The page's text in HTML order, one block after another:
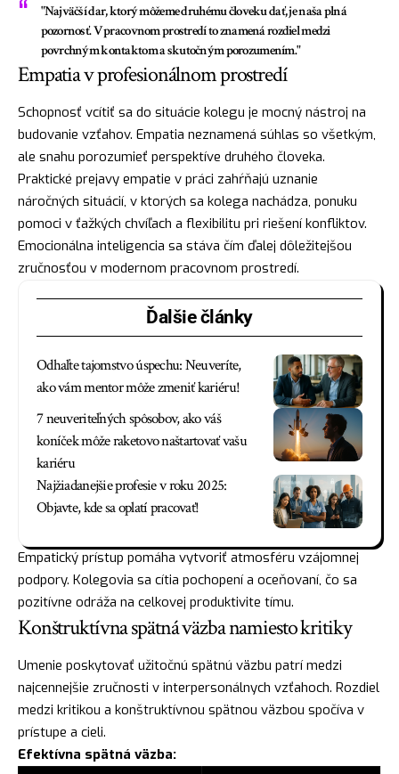
"Najväčší dar, ktorý môžeme druhému človeku dať, je naša plná
pozornosť. V pracovnom prostredí to znamená rozdiel medzi
povrchným kontaktom a skutočným porozumením."
Empatia v profesionálnom prostredí
Schopnosť vcítiť sa do situácie kolegu je mocný nástroj na
budovanie vzťahov. Empatia neznamená súhlas so všetkým,
ale snahu porozumieť perspektíve druhého človeka.
Praktické prejavy empatie v práci zahŕňajú uznanie
náročných situácií, v ktorých sa kolega nachádza, ponuku
pomoci v ťažkých chvíľach a flexibilitu pri riešení konfliktov.
Emocionálna inteligencia sa stáva čím ďalej dôležitejšou
zručnosťou v modernom pracovnom prostredí.
Ďalšie články
Odhaľte tajomstvo úspechu: Neuveríte,
ako vám mentor môže zmeniť kariéru!
7 neuveriteľných spôsobov, ako váš
koníček môže raketovo naštartovať vašu
kariéru
Najžiadanejšie profesie v roku 2025:
Objavte, kde sa oplatí pracovať!
Empatický prístup pomáha vytvoriť atmosféru vzájomnej
podpory. Kolegovia sa cítia pochopení a oceňovaní, čo sa
pozitívne odráža na celkovej produktivite tímu.
Konštruktívna spätná väzba namiesto kritiky
Umenie poskytovať užitočnú spätnú väzbu patrí medzi
najcennejšie zručnosti v interpersonálnych vzťahoch. Rozdiel
medzi kritikou a konštruktívnou spätnou väzbou spočíva v
prístupe a cieli.
Efektívna spätná väzba: